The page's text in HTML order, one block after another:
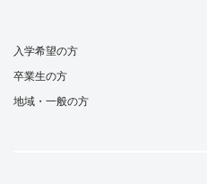
入学希望の方
卒業生の方
地域・一般の方